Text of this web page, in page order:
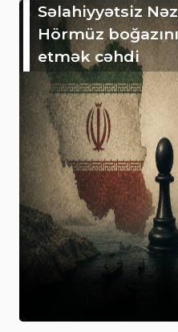
Səlahiyyətsiz
Hörmüz
etmək cəhdi